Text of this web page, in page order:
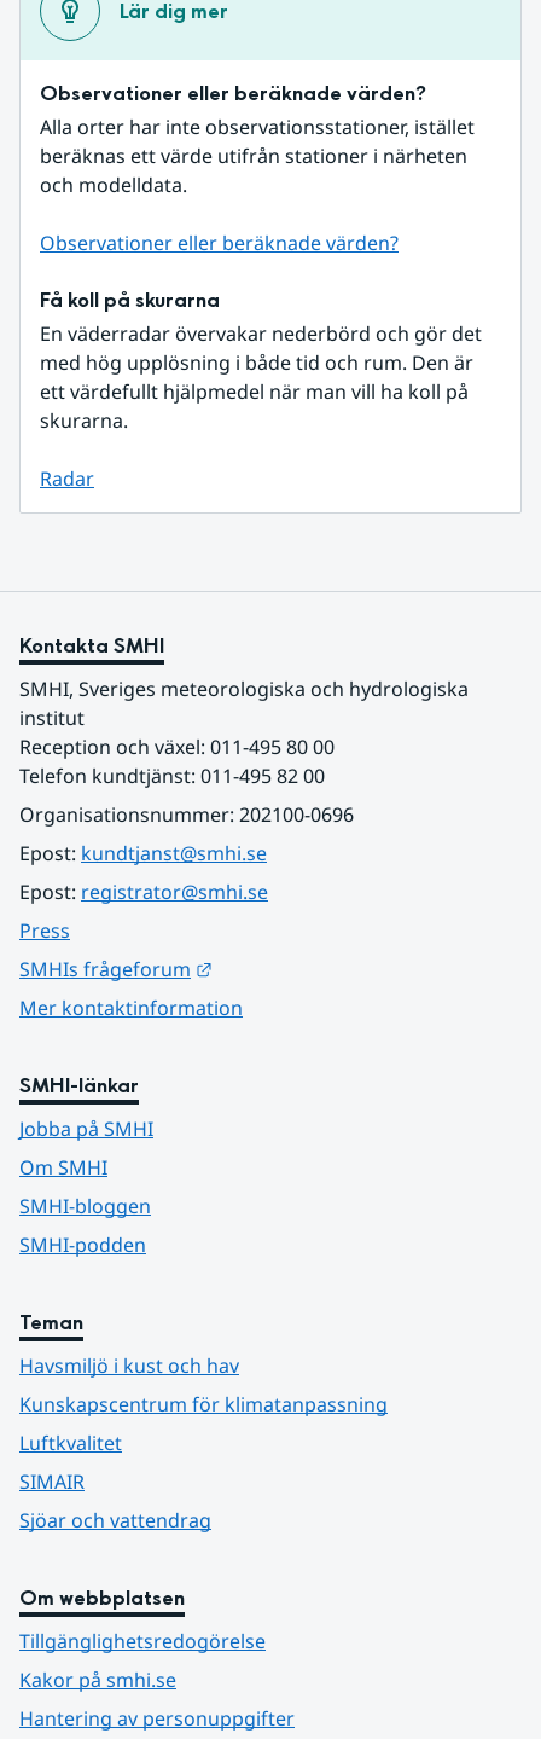
Lär dig mer
Observationer eller beräknade värden?
Alla orter har inte observationsstationer, istället
beräknas ett värde utifrån stationer i närheten
och modelldata.
Observationer eller beräknade värden?
Få koll på skurarna
En väderradar övervakar nederbörd och gör det
med hög upplösning i både tid och rum. Den är
ett värdefullt hjälpmedel när man vill ha koll på
skurarna.
Radar
Kontakta SMHI
SMHI, Sveriges meteorologiska och hydrologiska
institut
Reception och växel: 011-495 80 00
Telefon kundtjänst: 011-495 82 00
Organisationsnummer: 202100-0696
Epost: kundtjanst@smhi.se
Epost: registrator@smhi.se
Press
SMHIs frågeforum
Mer kontaktinformation
SMHI-länkar
Jobba på SMHI
Om SMHI
SMHI-bloggen
SMHI-podden
Teman
Havsmiljö i kust och hav
Kunskapscentrum för klimatanpassning
Luftkvalitet
SIMAIR
Sjöar och vattendrag
Om webbplatsen
Tillgänglighetsredogörelse
Kakor på smhi.se
Hantering av personuppgifter